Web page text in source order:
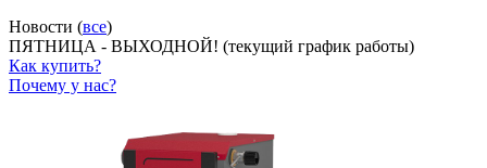
Новости (все)
ПЯТНИЦА - ВЫХОДНОЙ! (текущий график работы)
Как купить?
Почему у нас?